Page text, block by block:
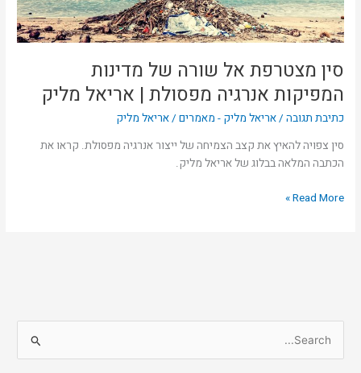
סין מצטרפת אל שורה של מדינות
המפיקות אנרגיה מפסולת | אריאל מליק
כתיבת תגובה /אריאל מליק - מאמרים /אריאל מליק
סין צפויה להאיץ את קצב הצמיחה של ייצור אנרגיה מפסולת. קראו את
הכתבה המלאה בבלוג של אריאל מליק.
מפסולת
|
אריאל
מליק
Read More »
e